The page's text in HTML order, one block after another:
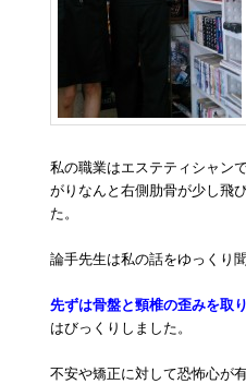
私の職業はエステティシャン
がりなんと右側肋骨が少し飛
た。
論手先生は私の話をゆっくり
先ずは骨盤と頸椎の歪みを取
はびっくりしました。
不安や矯正に対して恐怖心が